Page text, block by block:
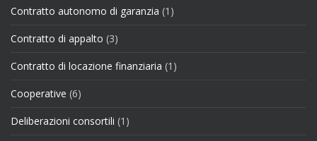
Contratto autonomo di garanzia (1)
Contratto di appalto (3)
Contratto di locazione finanziaria (1)
Cooperative (6)
Deliberazioni consortili (1)